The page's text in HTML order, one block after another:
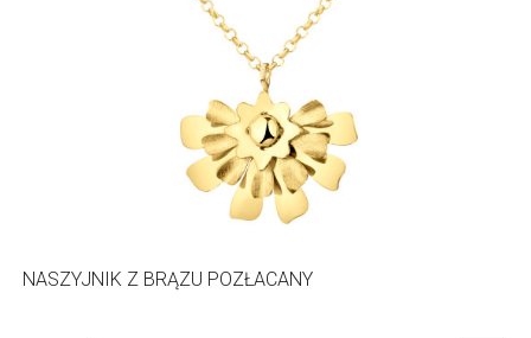
NASZYJNIK Z BRĄZU POZŁACANY